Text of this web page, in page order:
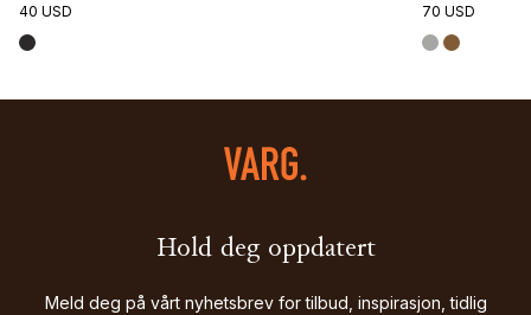
40 USD 70 USD
Hold deg oppdatert
Meld deg på vårt nyhetsbrev for tilbud, inspirasjon, tidlig